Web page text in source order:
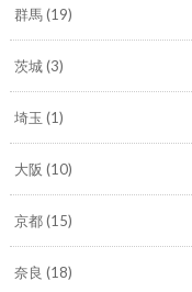
群馬(19)
茨城(3)
埼玉 (1)
大阪 (10)
京都(15)
奈良 (18)